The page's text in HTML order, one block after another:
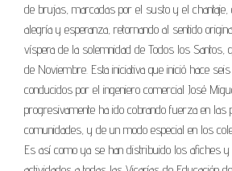
de brujas, marcadas por el susto y el chantaje,
alegría y esperanza, retornando al sentido
víspera de la solemnidad de Todos los Santos,
de Noviembre. Esta iniciativa que inició hace
conducidos por el ingeniero comercial José
progresivamente ha ido cobrando fuerza en las
comunidades, y de un modo especial en los
Es así como ya se han distribuido los afiches